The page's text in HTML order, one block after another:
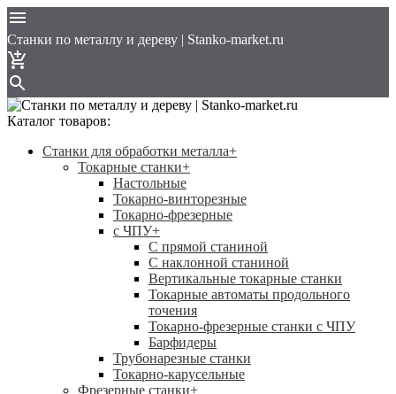
Cтанки по металлу и дереву | Stanko-market.ru
Каталог товаров:
Станки для обработки металла+
Токарные станки+
Настольные
Токарно-винторезные
Токарно-фрезерные
с ЧПУ+
С прямой станиной
C наклонной станиной
Вертикальные токарные станки
Токарные автоматы продольного
точения
Токарно-фрезерные станки с ЧПУ
Барфидеры
Трубонарезные станки
Токарно-карусельные
Фрезерные станки+